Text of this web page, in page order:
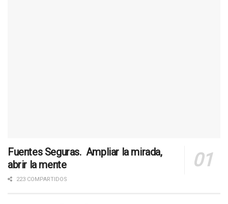
Fuentes Seguras. Ampliar la mirada,
abrir la mente
223 COMPARTIDOS